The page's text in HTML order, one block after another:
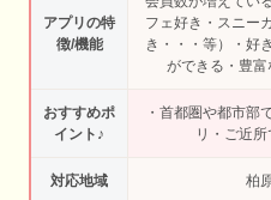
アプリの特
徴/機能
フェ好き・スニー
き・・・等）・好
ができる・豊
おすすめポ
イント♪
・首都圏や都市部
リ・ご近
対応地域 柏